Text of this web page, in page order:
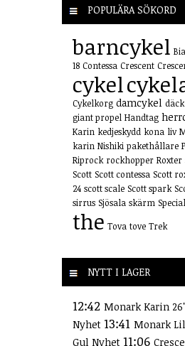
POPULÄRA SÖKORD
barncykel
18 Contessa Crescent
cykel
Cykelkorg damcykel däck
giant propel Handtag
Karin kedjeskydd kona liv
karin Nishiki pakethållare
Riprock rockhopper Roxter
Scott Scott contessa Scott
24 scott scale Scott spark
sirrus Sjösala skärm
the Tova tove Trek
NYTT I LAGER
12:42 Monark Karin
Nyhet 13:41 Monark
Gul Nyhet 11:06